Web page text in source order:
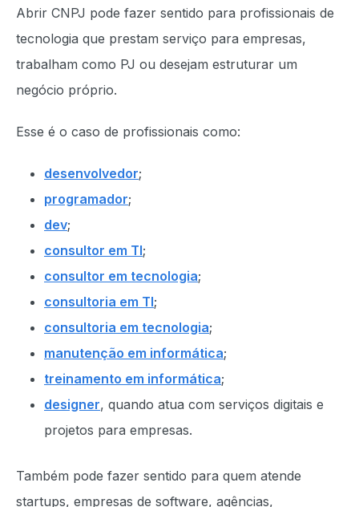
Abrir CNPJ pode fazer sentido para profissionais de
tecnologia que prestam serviço para empresas,
trabalham como PJ ou desejam estruturar um
negócio próprio.
Esse é o caso de profissionais como:
desenvolvedor;
programador;
dev;
consultor em TI;
consultor em tecnologia;
consultoria em TI;
consultoria em tecnologia;
manutenção em informática;
treinamento em informática;
designer, quando atua com serviços digitais e
projetos para empresas.
Também pode fazer sentido para quem atende
startups, empresas de software, agências,